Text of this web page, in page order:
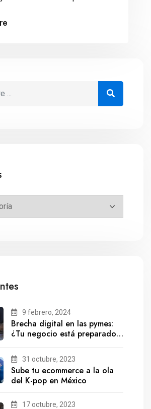
María Dolores Ortega
cualquier tienda, el
9 febrero, 2024
Brecha digital en las pymes:
¿Tu negocio está preparado
31 octubre, 2023
Sube tu ecommerce a la ola
del K-pop en México
17 octubre, 2023